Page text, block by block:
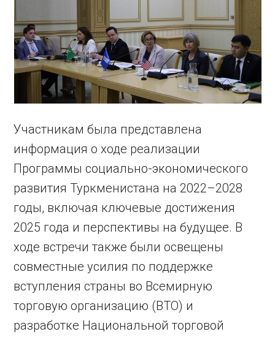
Участникам была представлена
информация о ходе реализации
Программы социально-экономического
развития Туркменистана на 2022–2028
годы, включая ключевые достижения
2025 года и перспективы на будущее. В
ходе встречи также были освещены
совместные усилия по поддержке
вступления страны во Всемирную
торговую организацию (ВТО) и
разработке Национальной торговой